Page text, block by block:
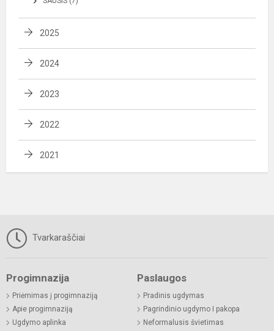
2025
2024
2023
2022
2021
Tvarkaraščiai
Progimnazija
Priėmimas į progimnaziją
Apie progimnaziją
Ugdymo aplinka
Paslaugos
Pradinis ugdymas
Pagrindinio ugdymo I pakopa
Neformalusis švietimas